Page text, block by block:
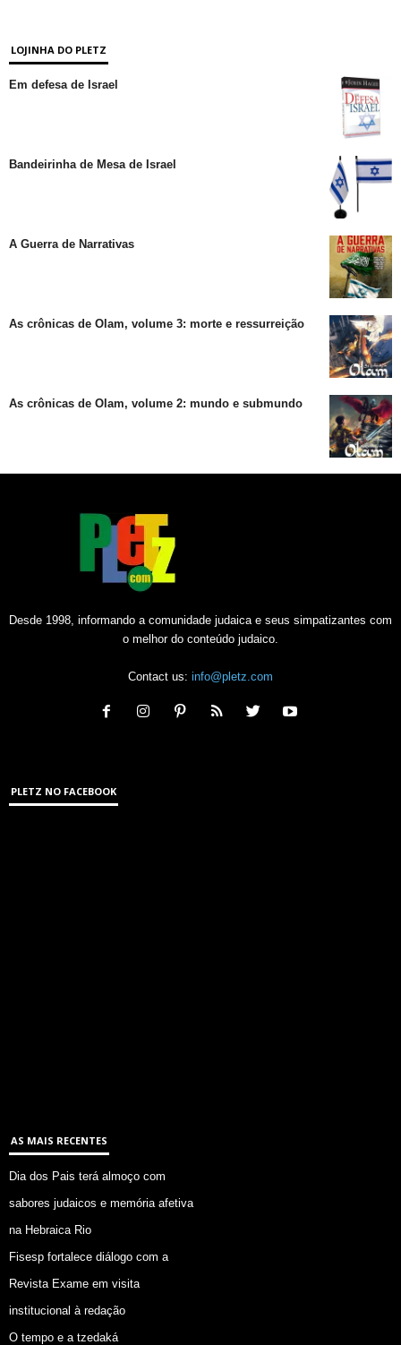
LOJINHA DO PLETZ
Em defesa de Israel
Bandeirinha de Mesa de Israel
A Guerra de Narrativas
As crônicas de Olam, volume 3: morte e ressurreição
As crônicas de Olam, volume 2: mundo e submundo
Desde 1998, informando a comunidade judaica e seus simpatizantes com
o melhor do conteúdo judaico.
Contact us: info@pletz.com
PLETZ NO FACEBOOK
AS MAIS RECENTES
Dia dos Pais terá almoço com
sabores judaicos e memória afetiva
na Hebraica Rio
Fisesp fortalece diálogo com a
Revista Exame em visita
institucional à redação
O tempo e a tzedaká